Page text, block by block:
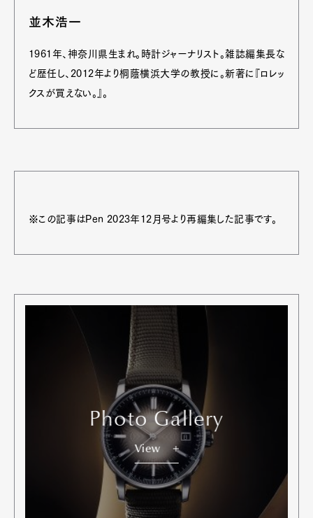
並木浩一
1961年、神奈川県生まれ。時計ジャーナリスト。雑誌編集長な
ど歴任し、2012年より桐蔭横浜大学の教授に。新著に『ロレッ
クスが買えない。』。
※この記事はPen 2023年12月号より再編集した記事です。
Photo Gallery
View